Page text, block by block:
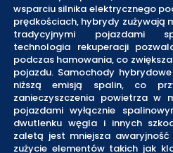
wsparciu silnika elektrycznego
prędkościach, hybrydy zużywają
tradycyjnymi pojazdami
technologia rekuperacji
podczas hamowania, co
pojazdu. Samochody
niższą emisją spalin, co
zanieczyszczenia powietrza w
pojazdami wyłącznie
dwutlenku węgla i innych
zaletą jest mniejsza
zużycie elementów takich jak